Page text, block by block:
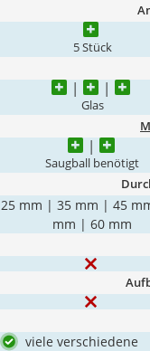
5 Stück
Glas
Saugball benötigt
25 mm | 35 mm | 45
mm | 60 mm
viele verschiedene